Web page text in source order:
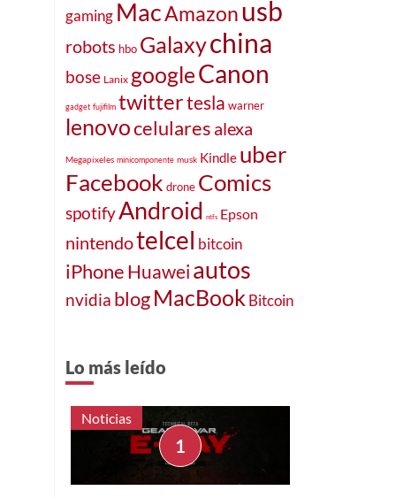
gaming MacAmazonusb
robots hbo Galaxychina
bose Lanix googleCanon
gadget fujifilm twittertesla warner
lenovocelulares alexa
Megapixeles minicomponente musk Kindle uber
Facebook drone Comics
spotifyAndroid ntfs Epson
nintendotelcel bitcoin
iPhone Huawei autos
nvidia blogMacBook Bitcoin
Lo más leído
Noticias